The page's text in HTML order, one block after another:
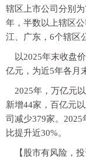
辖区上市公司分别
年，半数以上辖区
江、广东，6个辖区
以2025年末收盘
亿元，为近5年各月
2025年，万亿元
新增44家，百亿元
司减少379家。2025
比提升近30%。
【股市有风险，